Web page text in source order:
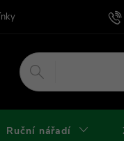
Podmínky užití webu
Ruční nářadí